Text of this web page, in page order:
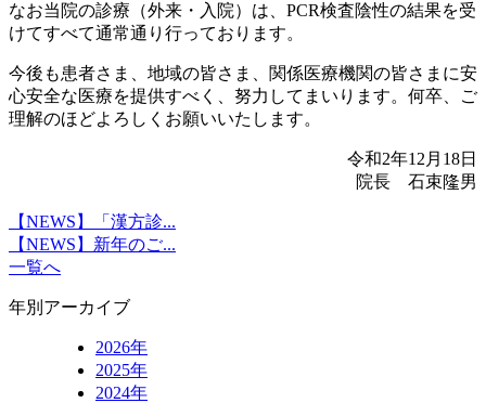
なお当院の診療（外来・入院）は、PCR検査陰性の結果を受
けてすべて通常通り行っております。
今後も患者さま、地域の皆さま、関係医療機関の皆さまに安
心安全な医療を提供すべく、努力してまいります。何卒、ご
理解のほどよろしくお願いいたします。
令和2年12月18日
院長 石束隆男
【NEWS】「漢方診...
【NEWS】新年のご...
一覧へ
年別アーカイブ
2026年
2025年
2024年